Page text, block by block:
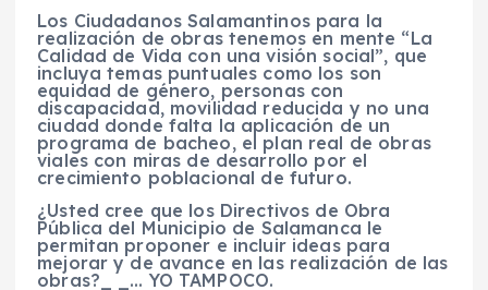
Los Ciudadanos Salamantinos para la
realización de obras tenemos en mente “La
Calidad de Vida con una visión social”, que
incluya temas puntuales como los son
equidad de género, personas con
discapacidad, movilidad reducida y no una
ciudad donde falta la aplicación de un
programa de bacheo, el plan real de obras
viales con miras de desarrollo por el
crecimiento poblacional de futuro.
¿Usted cree que los Directivos de Obra
Pública del Municipio de Salamanca le
permitan proponer e incluir ideas para
mejorar y de avance en las realización de las
obras?_ _… YO TAMPOCO.